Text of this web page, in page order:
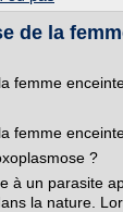
de la
femme
femme
?
à un parasite
la nature.